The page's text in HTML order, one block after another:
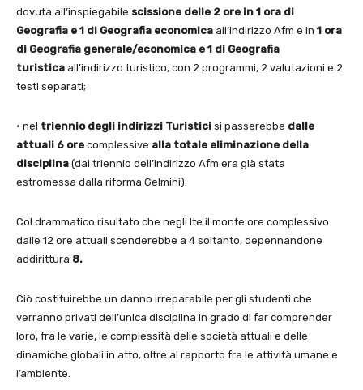
dovuta all’inspiegabile scissione delle 2 ore in 1 ora di
Geografia e 1 di Geografia economica all’indirizzo Afm e in 1 ora
di Geografia generale/economica e 1 di Geografia
turistica all’indirizzo turistico, con 2 programmi, 2 valutazioni e 2
testi separati;
· nel triennio degli indirizzi Turistici si passerebbe dalle
attuali 6 ore complessive alla totale eliminazione della
disciplina (dal triennio dell’indirizzo Afm era già stata
estromessa dalla riforma Gelmini).
Col drammatico risultato che negli Ite il monte ore complessivo
dalle 12 ore attuali scenderebbe a 4 soltanto, depennandone
addirittura 8.
Ciò costituirebbe un danno irreparabile per gli studenti che
verranno privati dell’unica disciplina in grado di far comprender
loro, fra le varie, le complessità delle società attuali e delle
dinamiche globali in atto, oltre al rapporto fra le attività umane e
l’ambiente.